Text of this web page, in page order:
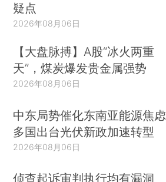
疑点
2026年08月06日
【大盘脉搏】A股“冰火两重
天”，煤炭爆发贵金属强势
2026年08月06日
中东局势催化东南亚能源焦虑
多国出台光伏新政加速转型
2026年08月06日
侦查起诉审判执行均有漏洞